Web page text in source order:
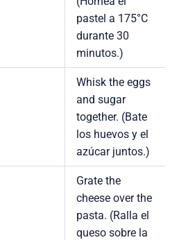
pastel a 175°C
durante 30
minutos.)
Whisk the eggs
and sugar
together. (Bate
los huevos y el
azúcar juntos.)
Grate the
cheese over the
pasta. (Ralla el
queso sobre la